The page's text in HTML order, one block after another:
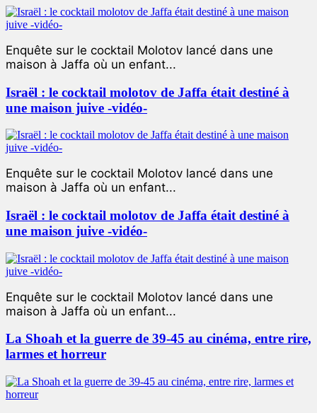
Enquête sur le cocktail Molotov lancé dans une
maison à Jaffa où un enfant...
Israël : le cocktail molotov de Jaffa était destiné à
une maison juive -vidéo-
Enquête sur le cocktail Molotov lancé dans une
maison à Jaffa où un enfant...
Israël : le cocktail molotov de Jaffa était destiné à
une maison juive -vidéo-
Enquête sur le cocktail Molotov lancé dans une
maison à Jaffa où un enfant...
La Shoah et la guerre de 39-45 au cinéma, entre rire,
larmes et horreur